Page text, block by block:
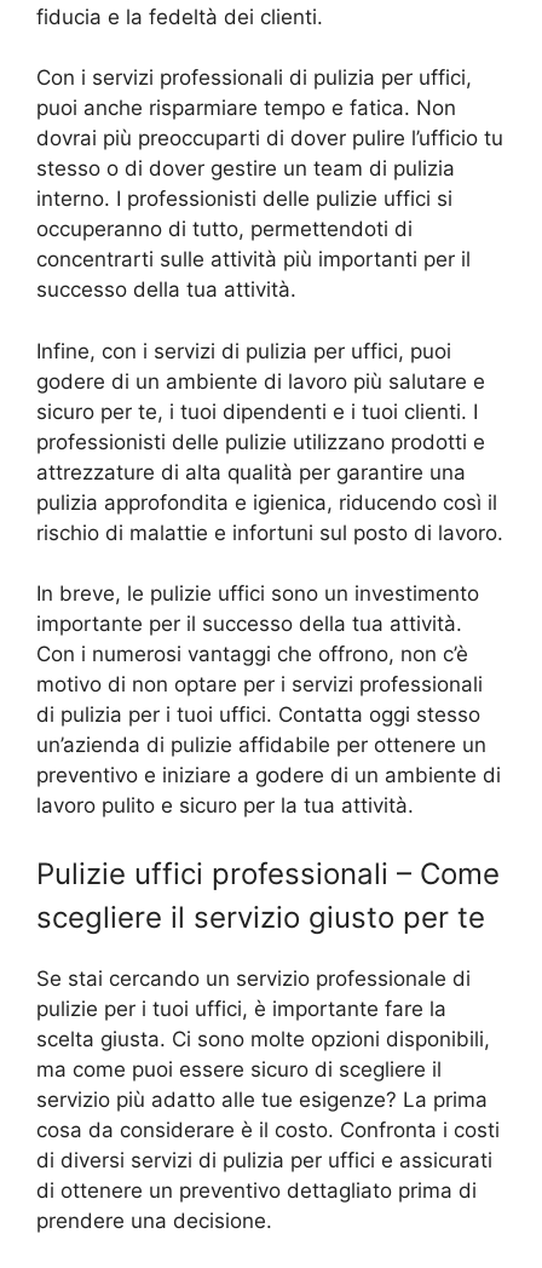
fiducia e la fedeltà dei clienti.
Con i servizi professionali di pulizia per uffici,
puoi anche risparmiare tempo e fatica. Non
dovrai più preoccuparti di dover pulire l’ufficio tu
stesso o di dover gestire un team di pulizia
interno. I professionisti delle pulizie uffici si
occuperanno di tutto, permettendoti di
concentrarti sulle attività più importanti per il
successo della tua attività.
Infine, con i servizi di pulizia per uffici, puoi
godere di un ambiente di lavoro più salutare e
sicuro per te, i tuoi dipendenti e i tuoi clienti. I
professionisti delle pulizie utilizzano prodotti e
attrezzature di alta qualità per garantire una
pulizia approfondita e igienica, riducendo così il
rischio di malattie e infortuni sul posto di lavoro.
In breve, le pulizie uffici sono un investimento
importante per il successo della tua attività.
Con i numerosi vantaggi che offrono, non c’è
motivo di non optare per i servizi professionali
di pulizia per i tuoi uffici. Contatta oggi stesso
un’azienda di pulizie affidabile per ottenere un
preventivo e iniziare a godere di un ambiente di
lavoro pulito e sicuro per la tua attività.
Pulizie uffici professionali – Come
scegliere il servizio giusto per te
Se stai cercando un servizio professionale di
pulizie per i tuoi uffici, è importante fare la
scelta giusta. Ci sono molte opzioni disponibili,
ma come puoi essere sicuro di scegliere il
servizio più adatto alle tue esigenze? La prima
cosa da considerare è il costo. Confronta i costi
di diversi servizi di pulizia per uffici e assicurati
di ottenere un preventivo dettagliato prima di
prendere una decisione.